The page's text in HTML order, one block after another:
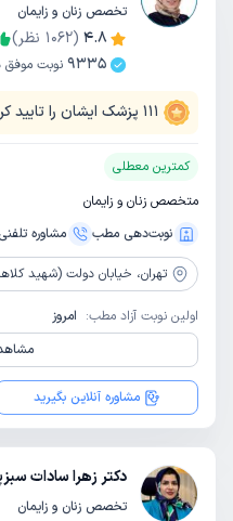
تخصص زنان و زایمان
4.8
(
1062 نظر)
9335 نوبت موفق
111 پزشک ایشان را تایید
کمترین معطلی
متخصص زنان و زایمان
نوبت‌دهی مطب
مشاوره‌ تلفنی
تهران، خیابان دولت (شهید کلاهدوز) ،
اولین نوبت آزاد مطب: امروز
مشاوره آنلاین بگیرید
دکتر زهرا سادات
تخصص زنان و زایمان